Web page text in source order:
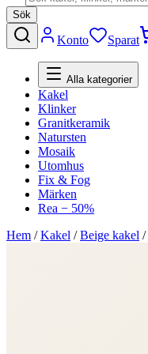
Sök
Konto Sparat
Alla kategorier
Kakel
Klinker
Granitkeramik
Natursten
Mosaik
Utomhus
Fix & Fog
Märken
Rea − 50%
Hem /Kakel /Beige kakel /